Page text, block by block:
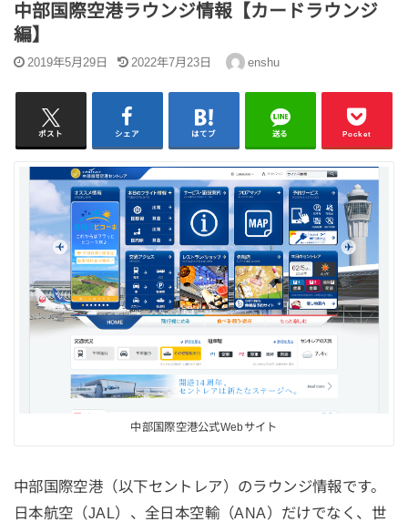
中部国際空港ラウンジ情報【カードラウンジ
編】
2019年5月29日 2022年7月23日 enshu
ポスト シェア はてブ 送る Pocket
中部国際空港公式Webサイト
中部国際空港（以下セントレア）のラウンジ情報です。
日本航空（JAL）、全日本空輸（ANA）だけでなく、世